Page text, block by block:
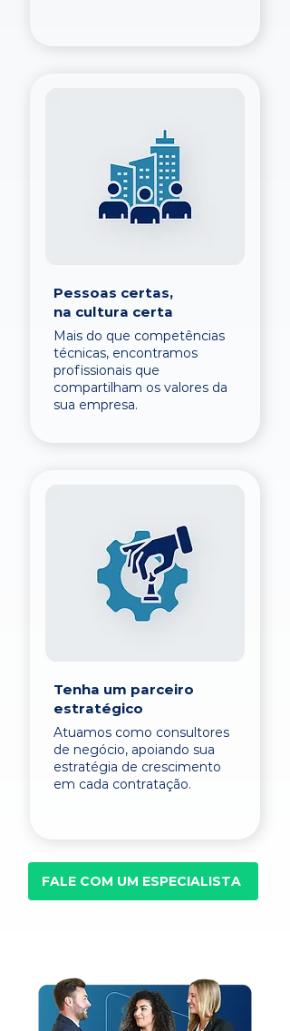
Pessoas certas,
na cultura certa
Mais do que competências
técnicas, encontramos
profissionais que
compartilham os valores da
sua empresa.
Tenha um parceiro
estratégico
Atuamos como consultores
de negócio, apoiando sua
estratégia de crescimento
em cada contratação.
FALE COM UM ESPECIALISTA